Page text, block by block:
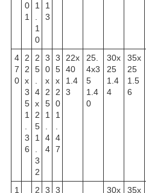
0
1
1
1
0
1
3
4
7
0
2
2
x
3
5
1
3
6
2
5
4
x
2
5
1
3
2
3
0
x
2
5
1
4
4
3
5
x
2
0
1
4
7
22x
40
1.4
3
25.
4x3
5
1.4
0
30x
25
1.4
4
35x
25
1.5
6
1
2
3
3
30x
35x